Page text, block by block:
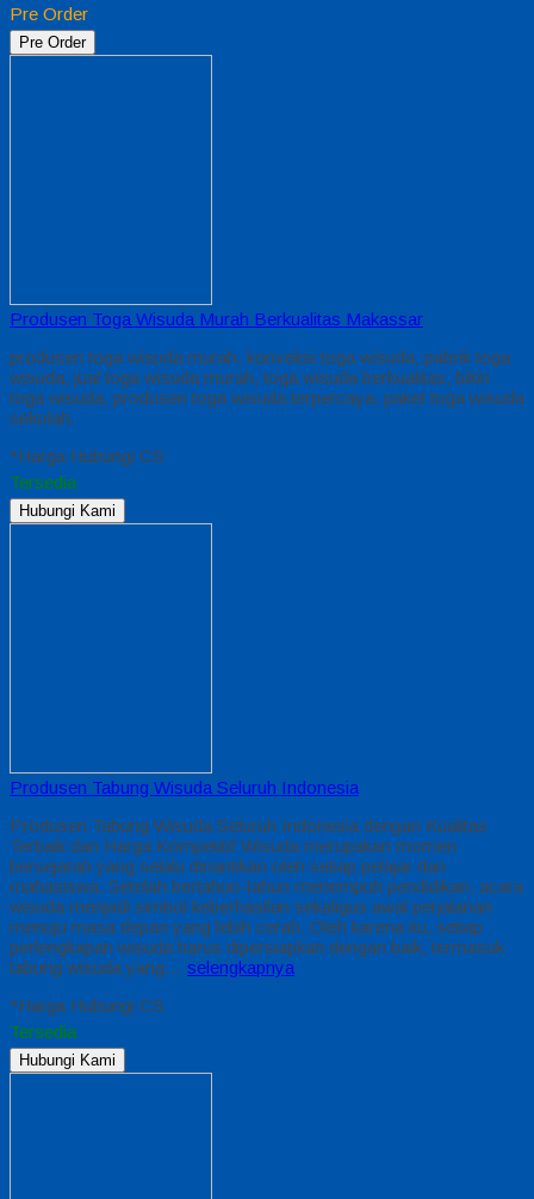
Pre Order
Pre Order
Produsen Toga Wisuda Murah Berkualitas Makassar
produsen toga wisuda murah, konveksi toga wisuda, pabrik toga
wisuda, jual toga wisuda murah, toga wisuda berkualitas, bikin
toga wisuda, produsen toga wisuda terpercaya, paket toga wisuda
sekolah.
*Harga Hubungi CS
Tersedia
Hubungi Kami
Produsen Tabung Wisuda Seluruh Indonesia
Produsen Tabung Wisuda Seluruh Indonesia dengan Kualitas
Terbaik dan Harga Kompetitif Wisuda merupakan momen
bersejarah yang selalu dinantikan oleh setiap pelajar dan
mahasiswa. Setelah bertahun-tahun menempuh pendidikan, acara
wisuda menjadi simbol keberhasilan sekaligus awal perjalanan
menuju masa depan yang lebih cerah. Oleh karena itu, setiap
perlengkapan wisuda harus dipersiapkan dengan baik, termasuk
tabung wisuda yang… selengkapnya
*Harga Hubungi CS
Tersedia
Hubungi Kami